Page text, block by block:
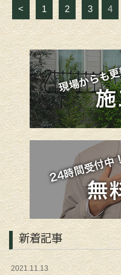
< 1 2 3 4
新着記事
2021.11.13